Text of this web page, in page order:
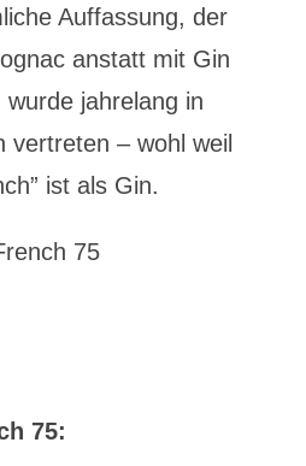
Auffassung, der
anstatt mit Gin
jahrelang in
vertreten – wohl weil
ist als Gin.
75: